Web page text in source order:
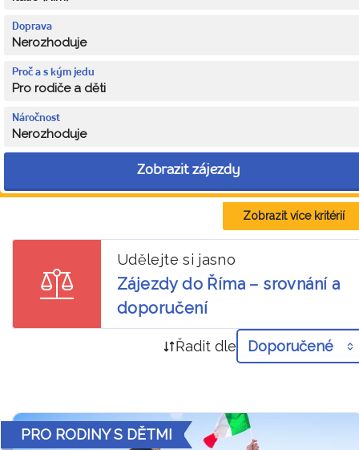
Doprava
Nerozhoduje
Proč a s kým jedu
Pro rodiče a děti
Náročnost
Nerozhoduje
Zobrazit zájezdy
Zobrazit více kritérií
Udělejte si jasno
Zájezdy do Říma – srovnání a
doporučení
Řadit dle Doporučené
PRO RODINY S DĚTMI